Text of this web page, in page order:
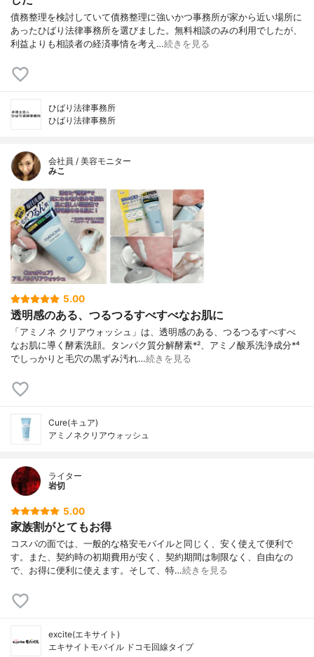
債務整理を検討していて債務整理に強いかつ事務所が家から近い場所に
あったひばり法律事務所を選びました。無料相談のみの利用でしたが、
利益よりも相談者の経済事情を考え…続きを見る
ひばり法律事務所
ひばり法律事務所
会社員 / 美容モニター
みこ
5.00
透明感のある、つるつるすべすべなお肌に
「アミノネ クリアウォッシュ」は、透明感のある、つるつるすべすべ
なお肌に導く酵素洗顔。タンパク質分解酵素*²、アミノ酸系洗浄成分*⁴
でしっかりと毛穴の黒ずみ汚れ…続きを見る
Cure(キュア)
アミノネクリアウォッシュ
ライター
岩切
5.00
家族割がとてもお得
コスパの面では、一般的な格安モバイルと同じく、安く使えて便利で
す。また、契約時の初期費用が安く、契約期間は制限なく、自由なの
で、お得に便利に使えます。そして、特…続きを見る
excite(エキサイト)
エキサイトモバイル ドコモ回線タイプ